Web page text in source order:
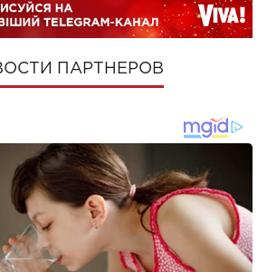
ПАРТНЕРОВ